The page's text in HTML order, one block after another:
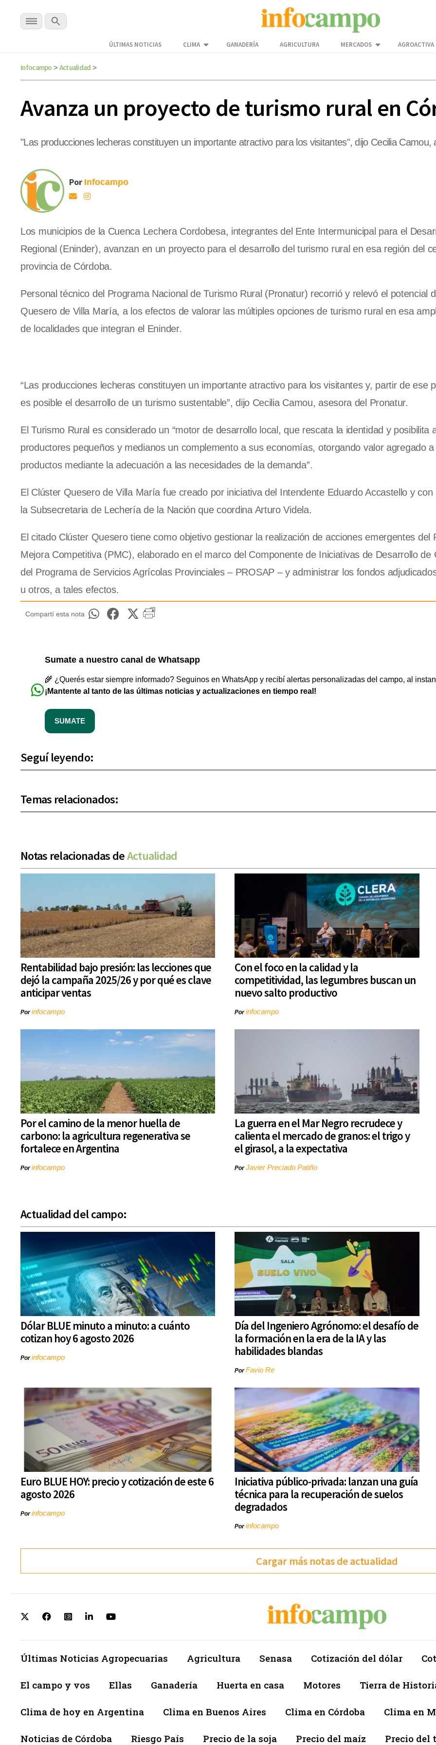
ÚLTIMAS NOTICIAS CLIMA GANADERÍA AGRICULTURA MERCADOS AGROACTIVA
Infocampo > Actualidad >
Avanza un proyecto de turismo rural en
"Las producciones lecheras constituyen un importante atractivo para los visitantes", dijo Cecilia Camou,
Por Infocampo
Los municipios de la Cuenca Lechera Cordobesa, integrantes del Ente Intermunicipal para el
Regional (Eninder), avanzan en un proyecto para el desarrollo del turismo rural en esa región del
provincia de Córdoba.
Personal técnico del Programa Nacional de Turismo Rural (Pronatur) recorrió y relevó el potencial
Quesero de Villa María, a los efectos de valorar las múltiples opciones de turismo rural en esa
de localidades que integran el Eninder.
“Las producciones lecheras constituyen un importante atractivo para los visitantes y, partir de ese
es posible el desarrollo de un turismo sustentable”, dijo Cecilia Camou, asesora del Pronatur.
El Turismo Rural es considerado un “motor de desarrollo local, que rescata la identidad y posibilita
productores pequeños y medianos un complemento a sus economías, otorgando valor agregado
productos mediante la adecuación a las necesidades de la demanda”.
El Clúster Quesero de Villa María fue creado por iniciativa del Intendente Eduardo Accastello y con
la Subsecretaria de Lechería de la Nación que coordina Arturo Videla.
El citado Clúster Quesero tiene como objetivo gestionar la realización de acciones emergentes del
Mejora Competitiva (PMC), elaborado en el marco del Componente de Iniciativas de Desarrollo de
del Programa de Servicios Agrícolas Provinciales – PROSAP – y administrar los fondos
u otros, a tales efectos.
Compartí esta nota
Sumate a nuestro canal de Whatsapp
🌾 ¿Querés estar siempre informado? Seguinos en WhatsApp y recibí alertas personalizadas del campo, al
¡Mantente al tanto de las últimas noticias y actualizaciones en tiempo real!
SUMATE
Seguí leyendo:
Temas relacionados:
Notas relacionadas deActualidad
Rentabilidad bajo presión: las lecciones que
dejó la campaña 2025/26 y por qué es clave
anticipar ventas
Porinfocampo
Con el foco en la calidad y la
competitividad, las legumbres buscan un
nuevo salto productivo
Porinfocampo
Por el camino de la menor huella de
carbono: la agricultura regenerativa se
fortalece en Argentina
Porinfocampo
La guerra en el Mar Negro recrudece y
calienta el mercado de granos: el trigo y
el girasol, a la expectativa
PorJavier Preciado Patiño
Actualidad del campo:
Dólar BLUE minuto a minuto: a cuánto
cotizan hoy 6 agosto 2026
Porinfocampo
Día del Ingeniero Agrónomo: el desafío de
la formación en la era de la IA y las
habilidades blandas
PorFavio Re
Euro BLUE HOY: precio y cotización de este 6
agosto 2026
Porinfocampo
Iniciativa público-privada: lanzan una guía
técnica para la recuperación de suelos
degradados
Porinfocampo
Cargar más notas de actualidad
Últimas Noticias Agropecuarias Agricultura Senasa Cotización del dólar
El campo y vos Ellas Ganadería Huerta en casa Motores Tierra de
Clima de hoy en Argentina Clima en Buenos Aires Clima en Córdoba Clima en
Noticias de Córdoba Riesgo País Precio de la soja Precio del maíz Precio del